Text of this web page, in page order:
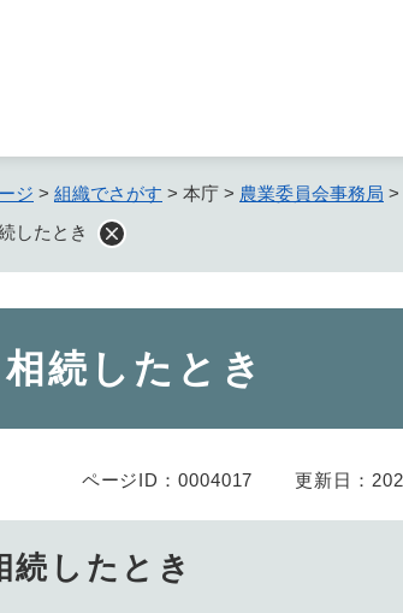
ジ > 組織でさがす > 本庁 > 農業委員会事務局 >
したとき
続したとき
ページID：0004017 更新日：
続したとき